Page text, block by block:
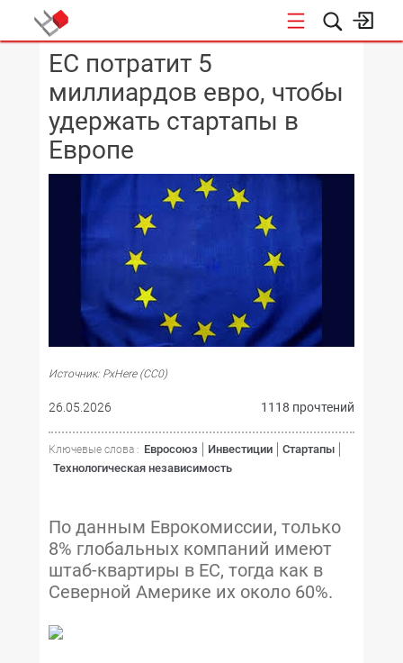
ЕС потратит 5
миллиардов евро, чтобы
удержать стартапы в
Европе
Источник: PxHere (CC0)
26.05.2026 1118 прочтений
Ключевые слова : Евросоюз Инвестиции
Стартапы
Технологическая независимость
По данным Еврокомиссии, только
8% глобальных компаний имеют
штаб-квартиры в ЕС, тогда как в
Северной Америке их около 60%.